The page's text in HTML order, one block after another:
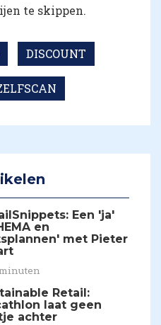
te skippen.
DISCOUNT
Een 'ja'
en
met Pieter
minuten
Retail:
laat geen
achter